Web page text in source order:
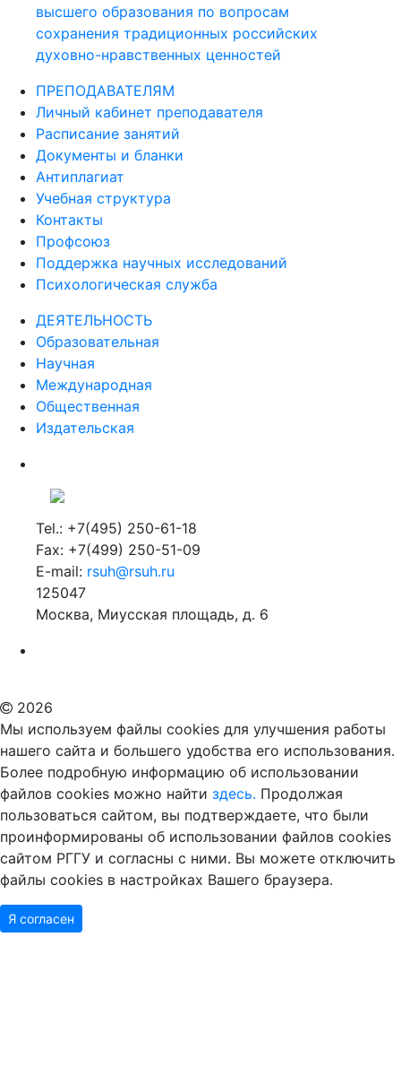
высшего образования по вопросам
сохранения традиционных российских
духовно-нравственных ценностей
ПРЕПОДАВАТЕЛЯМ
Личный кабинет преподавателя
Расписание занятий
Документы и бланки
Антиплагиат
Учебная структура
Контакты
Профсоюз
Поддержка научных исследований
Психологическая служба
ДЕЯТЕЛЬНОСТЬ
Образовательная
Научная
Международная
Общественная
Издательская
Tel.: +7(495) 250-61-18
Fax: +7(499) 250-51-09
E-mail: rsuh@rsuh.ru
125047
Москва, Миусская площадь, д. 6
2026
Мы используем файлы cookies для улучшения работы
нашего сайта и большего удобства его использования.
Более подробную информацию об использовании
файлов cookies можно найти здесь. Продолжая
пользоваться сайтом, вы подтверждаете, что были
проинформированы об использовании файлов cookies
сайтом РГГУ и согласны с ними. Вы можете отключить
файлы cookies в настройках Вашего браузера.
Я согласен